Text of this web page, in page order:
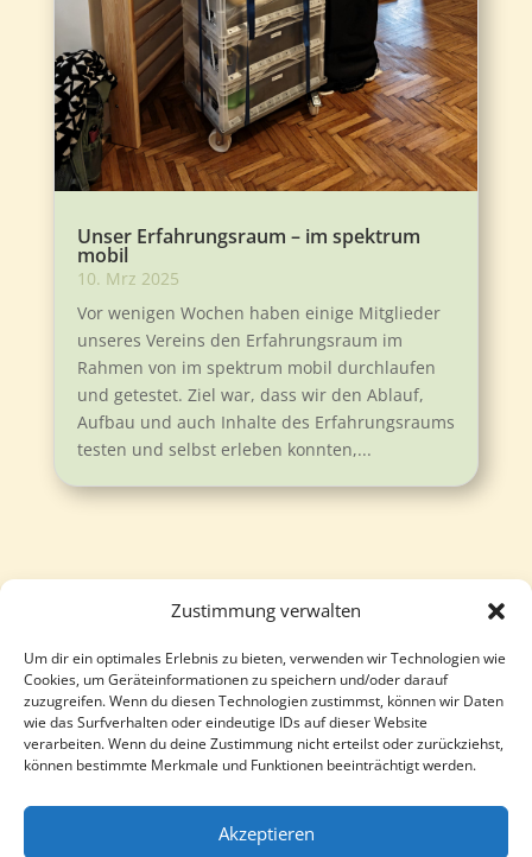
Zustimmung verwalten
Um dir ein optimales Erlebnis zu bieten, verwenden wir Technologien wie
Cookies, um Geräteinformationen zu speichern und/oder darauf
zuzugreifen. Wenn du diesen Technologien zustimmst, können wir Daten
wie das Surfverhalten oder eindeutige IDs auf dieser Website
verarbeiten. Wenn du deine Zustimmung nicht erteilst oder zurückziehst,
können bestimmte Merkmale und Funktionen beeinträchtigt werden.
Akzeptieren
Unser Erfahrungsraum – im spektrum
mobil
10. Mrz 2025
Vor wenigen Wochen haben einige Mitglieder
unseres Vereins den Erfahrungsraum im
Rahmen von im spektrum mobil durchlaufen
und getestet. Ziel war, dass wir den Ablauf,
Aufbau und auch Inhalte des Erfahrungsraums
testen und selbst erleben konnten,...
Follow Follow